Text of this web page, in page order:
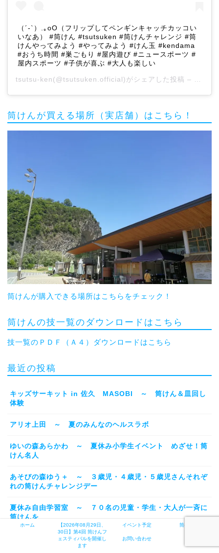
（´-`）.｡oO（フリップしてペンギンキャッチカッコい
いなあ） #筒けん #tsutsuken #筒けんチャレンジ #筒
けんやってみよう #やってみよう #けん玉 #kendama
#おうち時間 #巣ごもり #屋内遊び #ニュースポーツ #
屋内スポーツ #子供が喜ぶ #大人も楽しい
tsutsu-ken(@tsutsuken.official)がシェアした投稿 –
筒けんが買える場所（実店舗）はこちら！
筒けんが購入できる場所はこちらをチェック！
筒けんの技一覧のダウンロードはこちら
技一覧のＰＤＦ（Ａ４）ダウンロードはこちら
最近の投稿
キッズサーキット in 佐久 MASOBI ～ 筒けん＆皿回し
体験
アリオ上田 ～ 夏のみんなのヘルスラボ
ゆいの森あらかわ ～ 夏休み小学生イベント めざせ！筒
けん名人
あそびの森ゆう＋ ～ ３歳児・４歳児・５歳児さんそれぞ
れの筒けんチャレンジデー
夏休み自由学習室 ～ ７０名の児童・学生・大人が一斉に
筒けんを
ホーム
【2026年08月29日、
30日】第4回 筒けんフ
ェスティバルを開催し
ます
イベント予定 筒けんとは
お問い合わせ